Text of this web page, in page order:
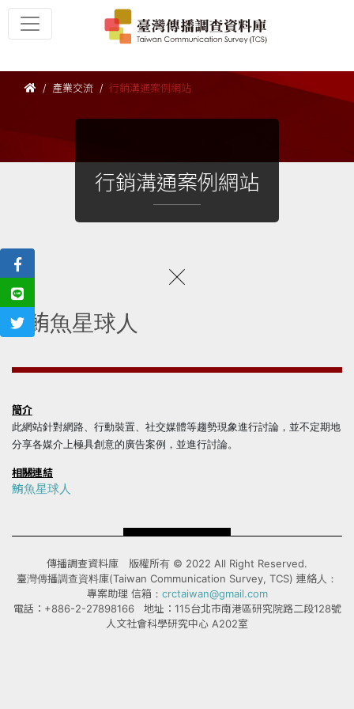
產業交流 行銷溝通案例網站
行銷溝通案例網站
鮪魚星球人
簡介
此網站針對網路、行動裝置、社交媒體等趨勢現象進行討論，並不定期地
分享各媒介上極具創意的廣告案例，並進行討論。
相關連結
鮪魚星球人
傳播調查資料庫 版權所有 © 2022 All Right Reserved.
臺灣傳播調查資料庫(Taiwan Communication Survey, TCS) 連絡人：
專案助理 信箱： crctaiwan@gmail.com
電話：+886-2-27898166 地址：115台北市南港區研究院路二段128號
人文社會科學研究中心 A202室